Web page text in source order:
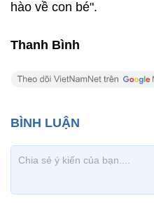
hào về con bé".
Thanh Bình